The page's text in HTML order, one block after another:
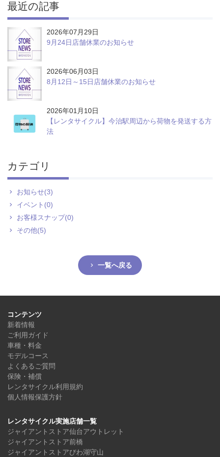
最近の記事
2026年07月29日
9月24日店舗休業のお知らせ
2026年06月03日
8月12日～15日店舗休業のお知らせ
2026年01月10日
【レンタサイクル】今治駅周辺から荷物を発送する方
法
カテゴリ
お知らせ(3)
イベント(0)
お客様スナップ(0)
その他(5)
一覧へ戻る
コンテンツ
新着情報
ご利用ガイド
車種・料金
モデルコース
よくあるご質問
保険・補償
レンタサイクル利用規約
個人情報保護方針
レンタサイクル実施店舗一覧
ジャイアントストア仙台アウトレット
ジャイアントストア前橋
ジャイアントストアびわ湖守山